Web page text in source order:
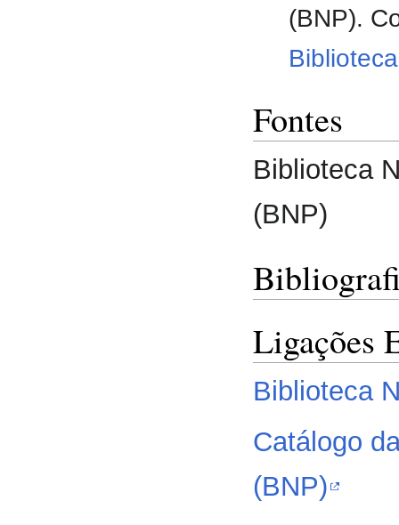
(BNP).
Fontes
Biblioteca
(BNP)
Ligações
Biblioteca
Catálogo
(BNP)